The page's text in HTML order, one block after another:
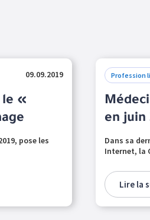
09.09.2019
le «
pose les
Profession
en juin
Dans sa
Internet, la
Lire la